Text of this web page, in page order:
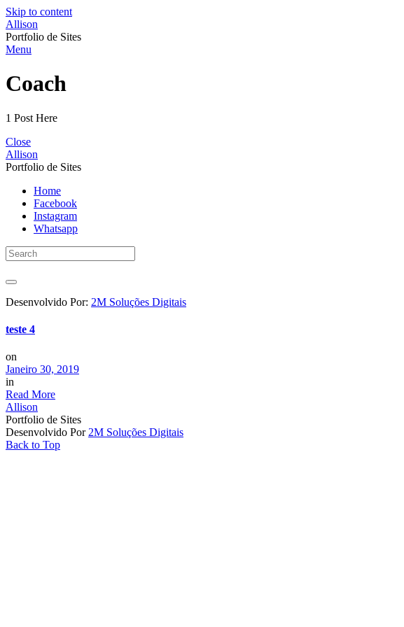
Skip to content
Allison
Portfolio de Sites
Menu
Coach
1 Post Here
Close
Allison
Portfolio de Sites
Home
Facebook
Instagram
Whatsapp
Desenvolvido Por: 2M Soluções Digitais
teste 4
on
Janeiro 30, 2019
in
Read More
Allison
Portfolio de Sites
Desenvolvido Por2M Soluções Digitais
Back to Top